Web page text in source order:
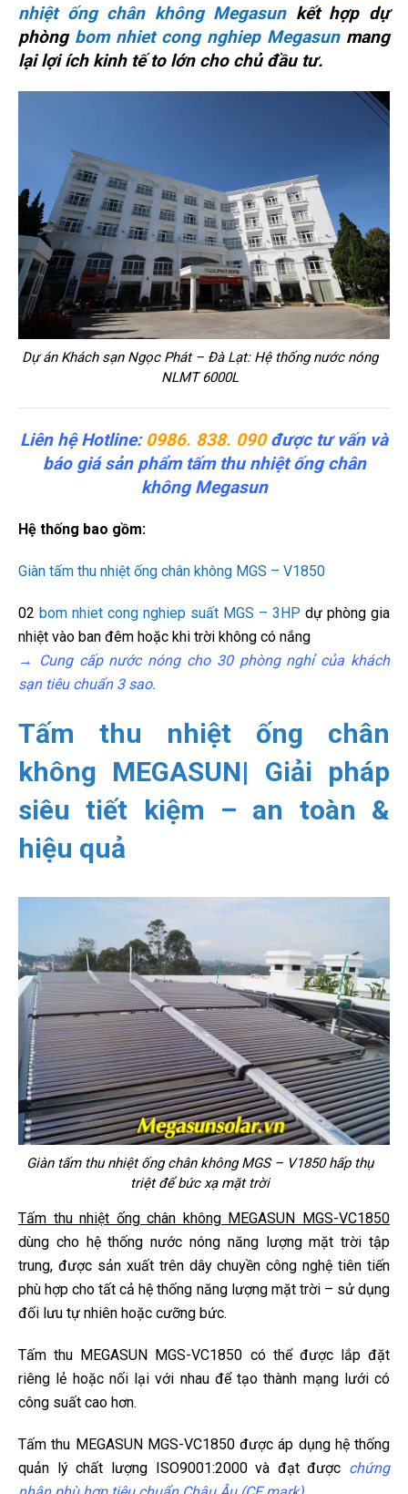
nhiệt ống chân không Megasunkết hợp dự
phòng bom nhiet cong nghiep Megasunmang
lại lợi ích kinh tế to lớn cho chủ đầu tư.
Dự án Khách sạn Ngọc Phát – Đà Lạt: Hệ thống nước nóng
NLMT 6000L
Liên hệ Hotline: 0986. 838. 090được tư vấn và
báo giá sản phẩm tấm thu nhiệt ống chân
không Megasun
Hệ thống bao gồm:
Giàn tấm thu nhiệt ống chân không MGS – V1850
02 bom nhiet cong nghiep suất MGS – 3HP dự phòng gia
nhiệt vào ban đêm hoặc khi trời không có nắng
→ Cung cấp nước nóng cho 30 phòng nghỉ của khách
sạn tiêu chuẩn 3 sao.
Tấm thu nhiệt ống chân
không MEGASUN| Giải pháp
siêu tiết kiệm – an toàn &
hiệu quả
Giàn tấm thu nhiệt ống chân không MGS – V1850 hấp thụ
triệt để bức xạ mặt trời
Tấm thu nhiệt ống chân không MEGASUN MGS-VC1850
dùng cho hệ thống nước nóng năng lượng mặt trời tập
trung, được sản xuất trên dây chuyền công nghệ tiên tiến
phù hợp cho tất cả hệ thống năng lượng mặt trời – sử dụng
đối lưu tự nhiên hoặc cưỡng bức.
Tấm thu MEGASUN MGS-VC1850 có thể được lắp đặt
riêng lẻ hoặc nối lại với nhau để tạo thành mạng lưới có
công suất cao hơn.
Tấm thu MEGASUN MGS-VC1850 được áp dụng hệ thống
quản lý chất lượng ISO9001:2000 và đạt được chứng